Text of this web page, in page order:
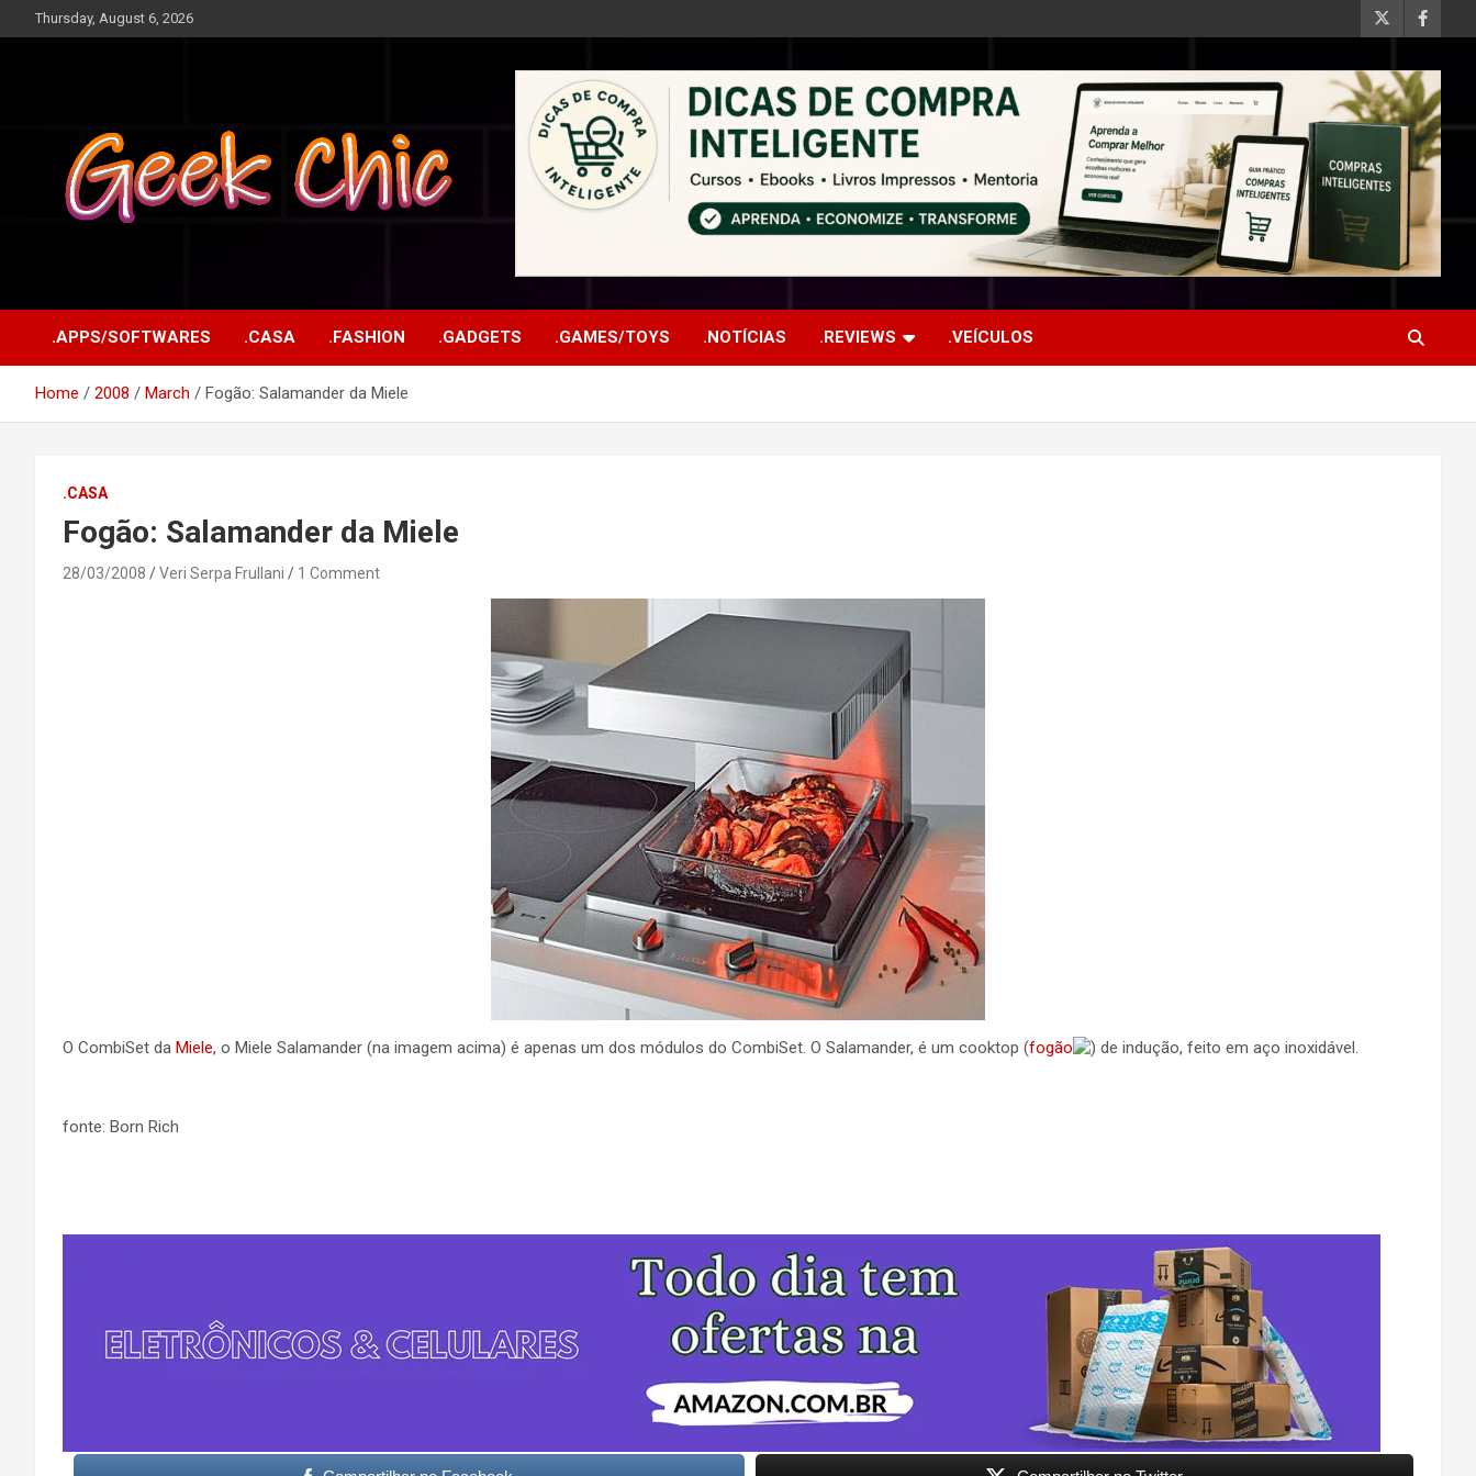
to
Thursday, August 6, 2026
.APPS/SOFTWARES .CASA .FASHION .GADGETS .GAMES/TOYS .NOTÍCIAS .REVIEWS .VEÍCULOS
Home 2008 March Fogão: Salamander da Miele
.CASA
Fogão: Salamander da Miele
28/03/2008 Veri Serpa Frullani 1 Comment
O CombiSet da Miele, o Miele Salamander (na imagem acima) é apenas um dos módulos do CombiSet. O Salamander, é um cooktop (fogão ) de indução, feito em aço inoxidável.
fonte: Born Rich